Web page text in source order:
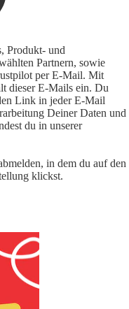
Produkt- und
Partnern, sowie
per E-Mail. Mit
dieser E-Mails ein. Du
Link in jeder E-Mail
Deiner Daten und
du in unserer
in dem du auf den
klickst.